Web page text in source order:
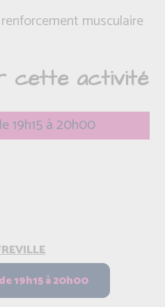
musculaire
cette activité
19h15 à 20h00